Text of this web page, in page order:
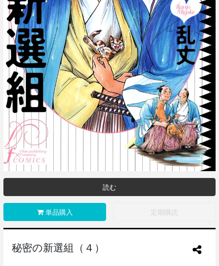
読む
単品購入 定期購読
秘密の新選組（４）